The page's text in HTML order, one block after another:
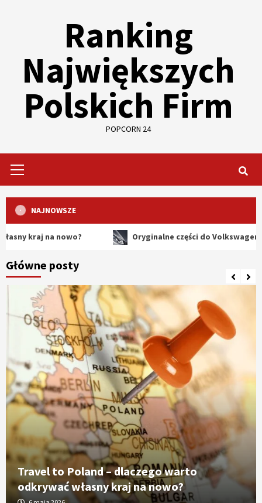
Ranking
Największych
Polskich Firm
POPCORN 24
Menu
NAJNOWSZE
na nowo? Oryginalne części do Volkswagena –
Główne posty
Travel to Poland – dlaczego warto
odkrywać własny kraj na nowo?